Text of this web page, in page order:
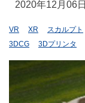
2020年12月06日
VR XR スカルプト
3DCG
3Dプリンタ